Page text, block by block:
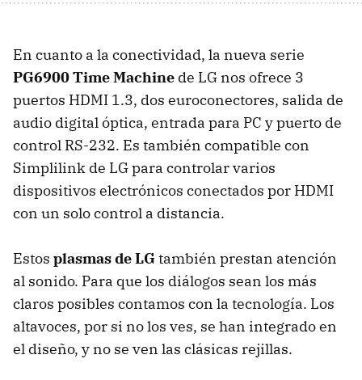
En cuanto a la conectividad, la nueva serie
PG6900 Time Machine de LG nos ofrece 3
puertos HDMI 1.3, dos euroconectores, salida de
audio digital óptica, entrada para PC y puerto de
control RS-232. Es también compatible con
Simplilink de LG para controlar varios
dispositivos electrónicos conectados por HDMI
con un solo control a distancia.
Estos plasmas de LGtambién prestan atención
al sonido. Para que los diálogos sean los más
claros posibles contamos con la tecnología. Los
altavoces, por si no los ves, se han integrado en
el diseño, y no se ven las clásicas rejillas.